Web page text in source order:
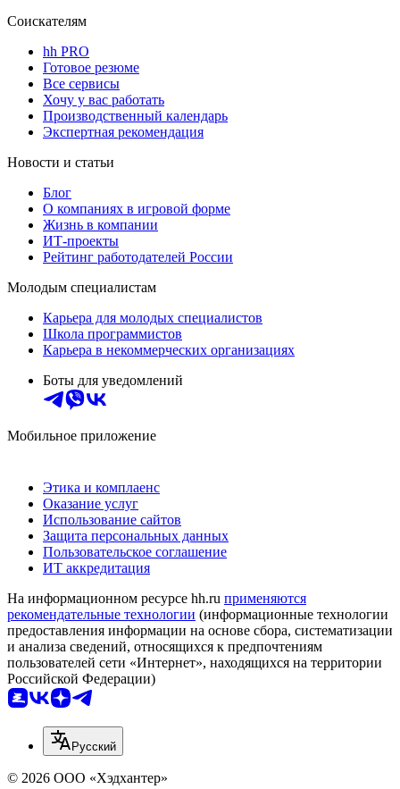
Соискателям
hh PRO
Готовое резюме
Все сервисы
Хочу у вас работать
Производственный календарь
Экспертная рекомендация
Новости и статьи
Блог
О компаниях в игровой форме
Жизнь в компании
ИТ-проекты
Рейтинг работодателей России
Молодым специалистам
Карьера для молодых специалистов
Школа программистов
Карьера в некоммерческих организациях
Боты для уведомлений
Мобильное приложение
Этика и комплаенс
Оказание услуг
Использование сайтов
Защита персональных данных
Пользовательское соглашение
ИТ аккредитация
На информационном ресурсе hh.ru применяются
рекомендательные технологии (информационные технологии
предоставления информации на основе сбора, систематизации
и анализа сведений, относящихся к предпочтениям
пользователей сети «Интернет», находящихся на территории
Российской Федерации)
Русский
© 2026 ООО «Хэдхантер»